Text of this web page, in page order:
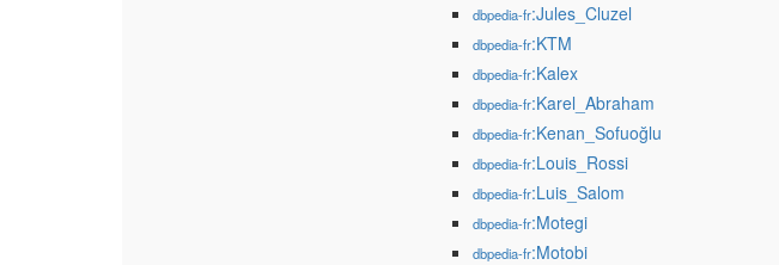
dbpedia-fr:Jules_Cluzel
dbpedia-fr:KTM
dbpedia-fr:Kalex
dbpedia-fr:Karel_Abraham
dbpedia-fr:Kenan_Sofuoğlu
dbpedia-fr:Louis_Rossi
dbpedia-fr:Luis_Salom
dbpedia-fr:Motegi
dbpedia-fr:Motobi